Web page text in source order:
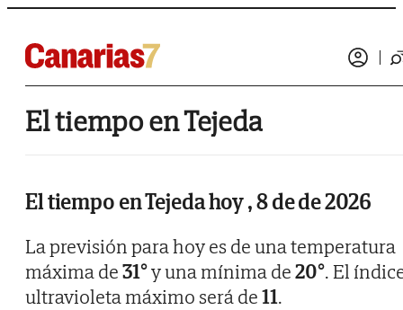
El tiempo en Tejeda
El tiempo en Tejeda hoy , 8 de de 2026
La previsión para hoy es de una temperatura
máxima de31°y una mínima de20°. El
ultravioleta máximo será de11.